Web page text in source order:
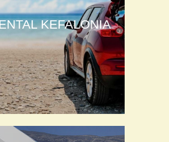
KEFALONIA